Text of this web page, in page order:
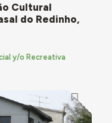
Cultural
do Redinho,
y/o Recreativa